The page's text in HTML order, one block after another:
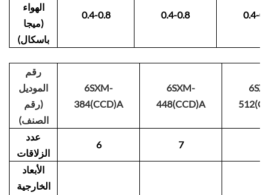
الهواء
(ميجا
باسكال)
0.4-0.8 0.4-0.8 0.4-
رقم
الموديل
(رقم
الصنف)
6SXM-
384(CCD)A
6SXM-
448(CCD)A
عدد
الزلاقات
6 7
الأبعاد
الخارجية